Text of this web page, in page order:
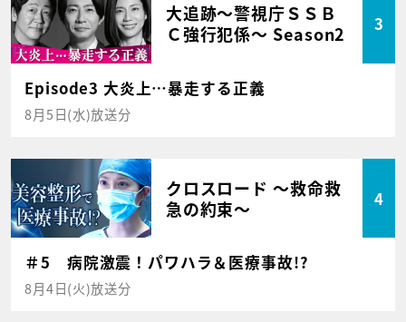
大追跡～警視庁ＳＳＢ
Ｃ強行犯係～ Season2
3
Episode3 大炎上…暴走する正義
8月5日(水)放送分
クロスロード ～救命救
急の約束～
4
＃5 病院激震！パワハラ＆医療事故!?
8月4日(火)放送分